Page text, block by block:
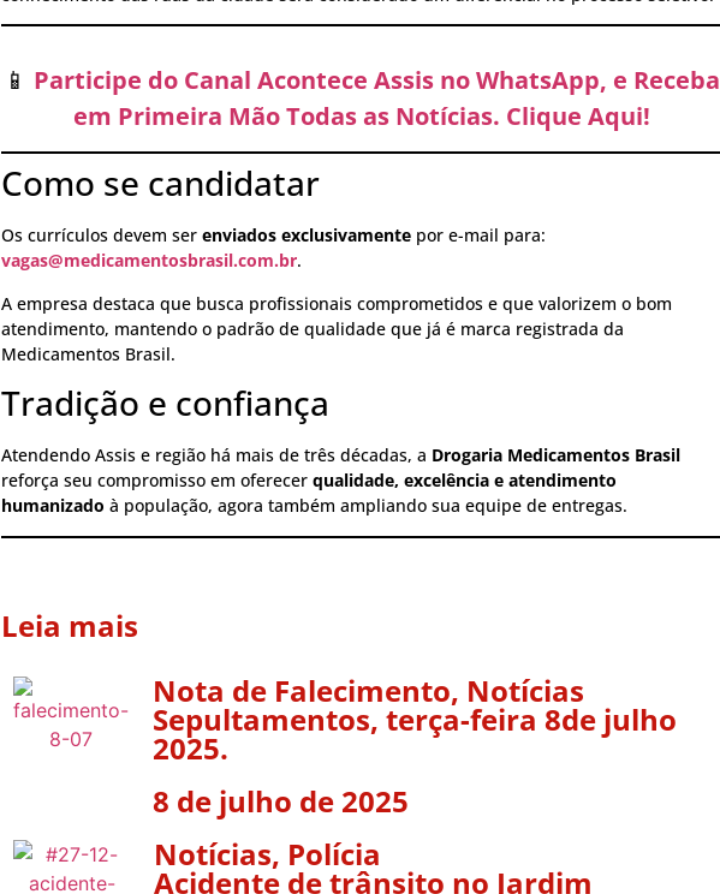
📱 Participe do Canal Acontece Assis no WhatsApp, e Receba
em Primeira Mão Todas as Notícias. Clique Aqui!
Como se candidatar
Os currículos devem ser enviados exclusivamente por e-mail para:
vagas@medicamentosbrasil.com.br.
A empresa destaca que busca profissionais comprometidos e que valorizem o bom
atendimento, mantendo o padrão de qualidade que já é marca registrada da
Medicamentos Brasil.
Tradição e confiança
Atendendo Assis e região há mais de três décadas, a Drogaria Medicamentos Brasil
reforça seu compromisso em oferecer qualidade, excelência e atendimento
humanizado à população, agora também ampliando sua equipe de entregas.
Leia mais
Nota de Falecimento, Notícias
Sepultamentos, terça-feira 8de julho
2025.
8 de julho de 2025
Notícias, Polícia
Acidente de trânsito no Jardim